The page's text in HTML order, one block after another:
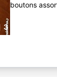
3
boutons